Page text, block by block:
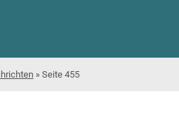
» Seite 455